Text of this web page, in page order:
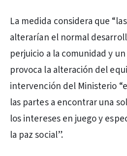
La medida considera que
alterarían el normal
perjuicio a la comunidad y
provoca la alteración del
intervención del Ministerio
las partes a encontrar una
los intereses en juego y
la paz social”.